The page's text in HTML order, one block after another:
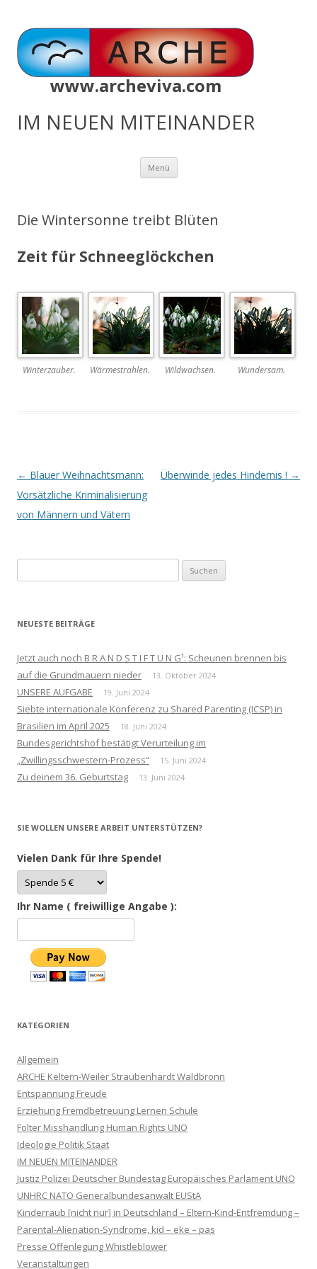
www.archeviva.com
IM NEUEN MITEINANDER
Menü Zum
springen
Die Wintersonne treibt Blüten
Zeit für Schneeglöckchen
Winterzauber. Wärmestrahlen. Wildwachsen. Wundersam.
Beitrags-
Navigation
← Blauer Weihnachtsmann:
Vorsätzliche Kriminalisierung
von Männern und Vätern
Überwinde jedes Hindernis ! →
nach:
NEUESTE BEITRÄGE
Jetzt auch noch B R A N D S T I F T U N G¹: Scheunen brennen bis
auf die Grundmauern nieder
13. Oktober 2024
UNSERE AUFGABE 19. Juni 2024
Siebte internationale Konferenz zu Shared Parenting (ICSP) in
Brasilien im April 2025
18. Juni 2024
Bundesgerichtshof bestätigt Verurteilung im
„Zwillingsschwestern-Prozess“
15. Juni 2024
Zu deinem 36. Geburtstag 13. Juni 2024
SIE WOLLEN UNSERE ARBEIT UNTERSTÜTZEN?
Vielen Dank für Ihre Spende!
Ihr Name ( freiwillige Angabe ):
KATEGORIEN
Allgemein
ARCHE Keltern-Weiler Straubenhardt Waldbronn
Entspannung Freude
Erziehung Fremdbetreuung Lernen Schule
Folter Misshandlung Human Rights UNO
Ideologie Politik Staat
IM NEUEN MITEINANDER
Justiz Polizei Deutscher Bundestag Europäisches Parlament UNO
UNHRC NATO Generalbundesanwalt EUStA
Kinderraub [nicht nur] in Deutschland – Eltern-Kind-Entfremdung –
Parental-Alienation-Syndrome, kid – eke – pas
Presse Offenlegung Whistleblower
Veranstaltungen